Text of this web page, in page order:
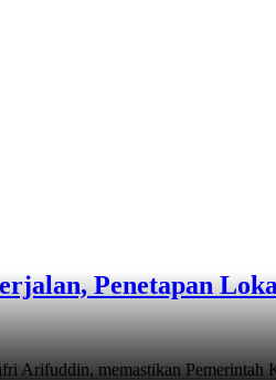
Penetapan
memastikan Pemerintah